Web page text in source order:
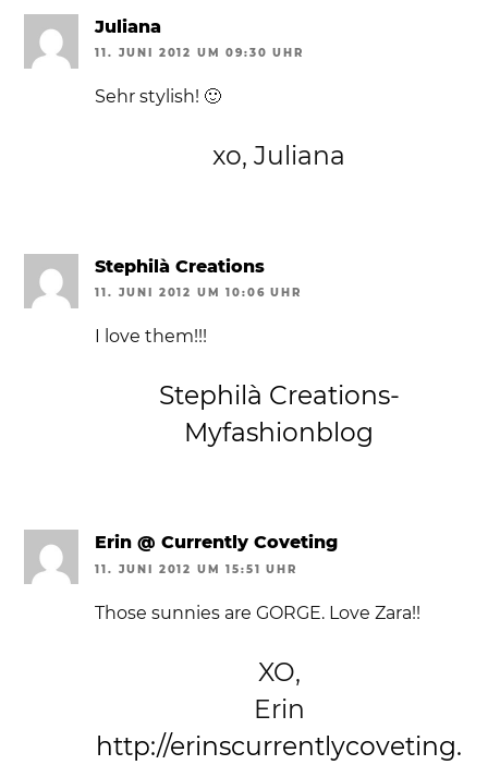
Juliana
11. JUNI 2012 UM 09:30 UHR
Sehr stylish! 🙂
xo, Juliana
Stephilà Creations
11. JUNI 2012 UM 10:06 UHR
I love them!!!
Stephilà Creations-
Myfashionblog
Erin @ Currently Coveting
11. JUNI 2012 UM 15:51 UHR
Those sunnies are GORGE. Love Zara!!
XO,
Erin
http://erinscurrentlycoveting.